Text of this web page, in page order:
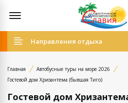
Направления отдыха
Главная
Автобусные туры на море 2026
Гостевой дом Хризантема (бывшая Тиго)
Гостевой дом